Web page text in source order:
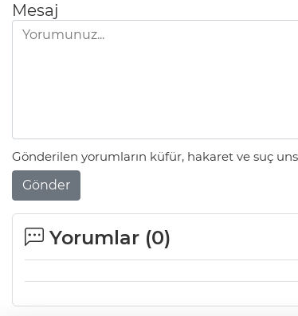
Mesaj
Gönderilen yorumların küfür, hakaret ve suç
Gönder
Yorumlar (0)